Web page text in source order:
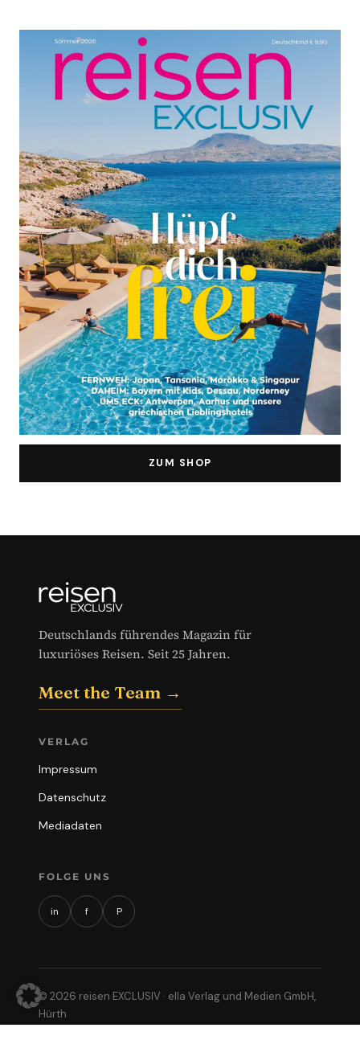
ZUM SHOP
Deutschlands führendes Magazin für
luxuriöses Reisen. Seit 25 Jahren.
Meet the Team →
VERLAG
Impressum
Datenschutz
Mediadaten
FOLGE UNS
in f P
© 2026 reisen EXCLUSIV · ella Verlag und Medien GmbH,
Hürth